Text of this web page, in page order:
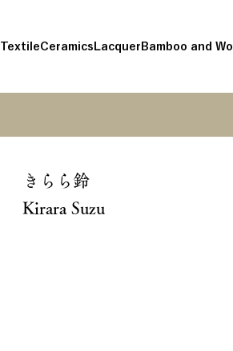
TextileCeramicsLacquerBamboo and
きらら鈴
Kirara Suzu